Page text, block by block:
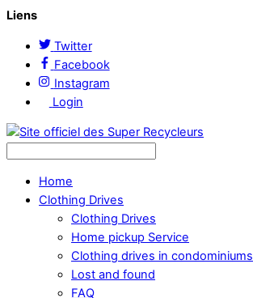
Liens
Twitter
Facebook
Instagram
Login
Home
Clothing Drives
Clothing Drives
Home pickup Service
Clothing drives in condominiums
Lost and found
FAQ